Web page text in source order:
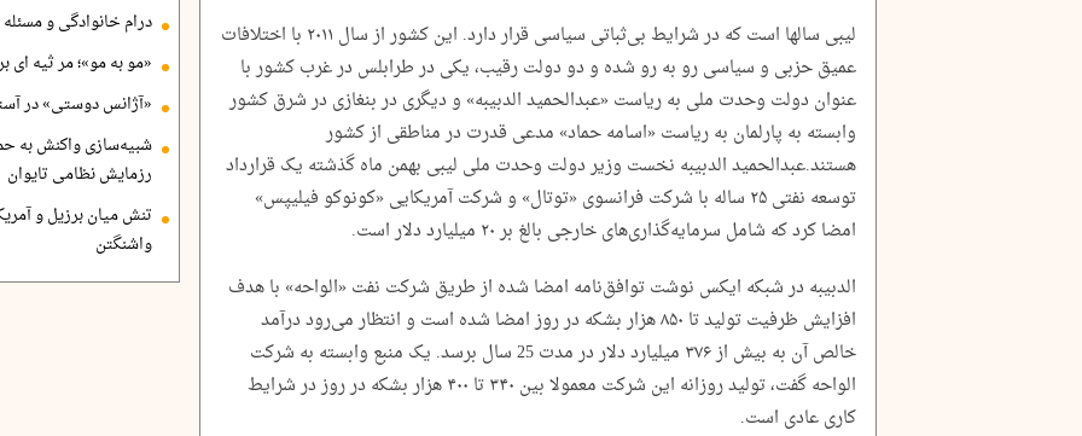
لیبی سالها است که در شرایط بی‌ثباتی سیاسی قرار دارد. این کشور از سال ۲۰۱۱ با اختلافات
عمیق حزبی و سیاسی رو به رو شده و دو دولت رقیب، یکی در طرابلس در غرب کشور با
عنوان دولت وحدت ملی به ریاست «عبدالحمید الدبیبه» و دیگری در بنغازی در شرق کشور
وابسته به پارلمان به ریاست «اسامه حماد» مدعی قدرت در مناطقی از کشور
هستند.عبدالحمید الدبیبه نخست وزیر دولت وحدت ملی لیبی بهمن ماه گذشته یک قرارداد
توسعه نفتی ۲۵ ساله با شرکت فرانسوی «توتال» و شرکت آمریکایی «کونوکو فیلیپس»
امضا کرد که شامل سرمایه‌گذاری‌های خارجی بالغ بر ۲۰ میلیارد دلار است.
الدبیبه در شبکه ایکس نوشت توافق‌نامه امضا شده از طریق شرکت نفت «الواحه» با هدف
افزایش ظرفیت تولید تا ۸۵۰ هزار بشکه در روز امضا شده است و انتظار می‌رود درآمد
خالص آن به بیش از ۳۷۶ میلیارد دلار در مدت 25 سال برسد. یک منبع وابسته به شرکت
الواحه گفت، تولید روزانه این شرکت معمولا بین ۳۴۰ تا ۴۰۰ هزار بشکه در روز در شرایط
کاری عادی است.
درام خانوادگی و
«مو به مو»؛ مر ثیه
«آژانس دوستی» در
شبیه‌سازی واکنش به
رزمایش نظامی تایوان
تنش میان برزیل و
واشنگتن